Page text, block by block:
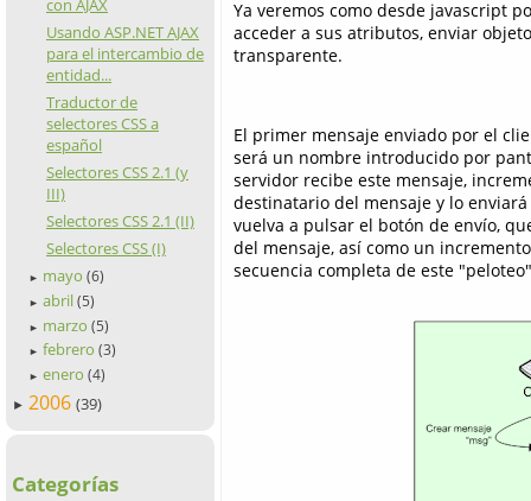
con AJAX
Usando ASP.NET AJAX
para el intercambio de
entidad...
Traductor de
selectores CSS a
español
Selectores CSS 2.1 (y
III)
Selectores CSS 2.1 (II)
Selectores CSS (I)
► mayo (6)
► abril (5)
► marzo (5)
► febrero (3)
► enero (4)
► 2006 (39)
Categorías
Ya veremos como desde javascript
acceder a sus atributos, enviar
transparente.
El primer mensaje enviado por el
será un nombre introducido por
servidor recibe este mensaje,
destinatario del mensaje y lo
vuelva a pulsar el botón de envío,
del mensaje, así como un
secuencia completa de este